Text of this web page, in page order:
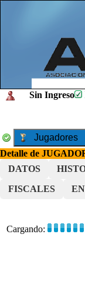
Sin Ingreso
Jugadores
Detalle de
DATOS
FISCALES
Cargando: